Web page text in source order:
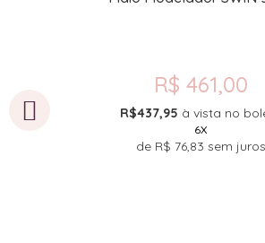
R$ 461,00
R$437,95 à vista no
6X
de R$ 76,83 sem juros